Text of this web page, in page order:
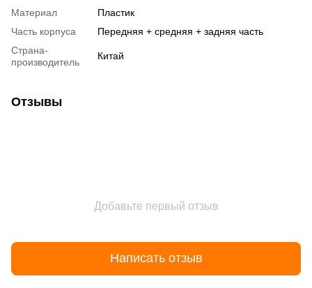
Материал
Пластик
Часть корпуса
Передняя + средняя + задняя часть
Страна-
производитель
Китай
Отзывы
Добавьте первый отзыв
Написать отзыв